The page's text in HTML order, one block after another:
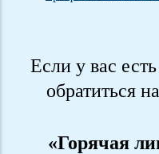
Если у вас
обратиться
«Горячая